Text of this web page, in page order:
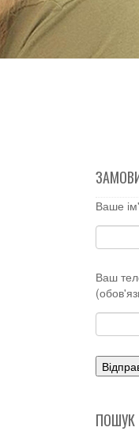
Ваше
Ваш
ПОШУК